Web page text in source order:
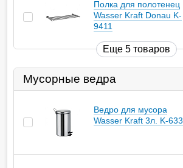
Полка для полотенец
Wasser Kraft Donau K-
9411
Еще 5 товаров
Мусорные ведра
Ведро для мусора
Wasser Kraft 3л. K-633